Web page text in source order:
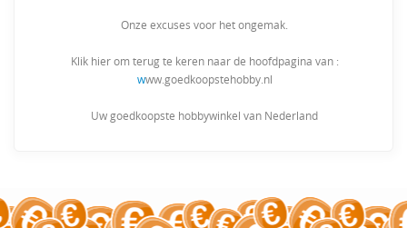
Onze excuses voor het ongemak.
Klik hier om terug te keren naar de hoofdpagina van :
www.goedkoopstehobby.nl
Uw goedkoopste hobbywinkel van Nederland